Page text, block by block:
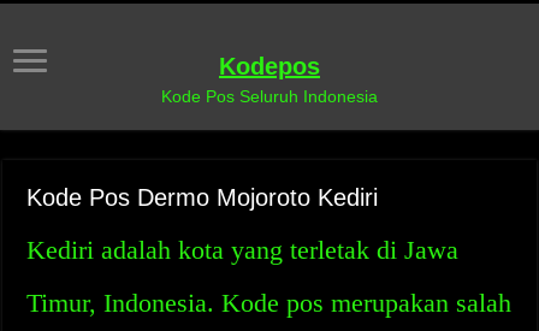
Kodepos
Kode Pos Seluruh Indonesia
Kode Pos Dermo Mojoroto Kediri
Kediri adalah kota yang terletak di Jawa
Timur, Indonesia. Kode pos merupakan salah